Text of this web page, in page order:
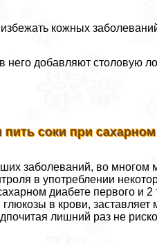
кожных
него добавляют столовую
соки при сахарном
заболеваний, во
в употрeблении
диабете первого и
в крови,
лишний раз не